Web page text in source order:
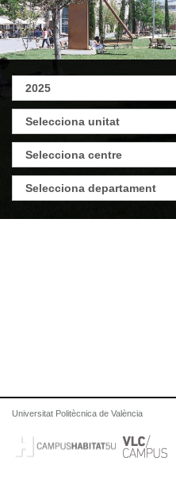
Universitat Politècnica de València